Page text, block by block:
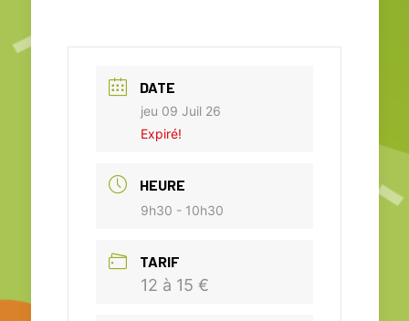
DATE
jeu 09 Juil 26
Expiré!
HEURE
9h30 - 10h30
TARIF
12 à 15 €